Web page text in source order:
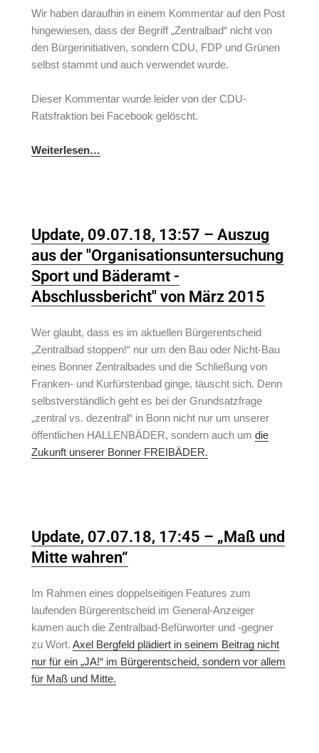
Wir haben daraufhin in einem Kommentar auf den Post
hingewiesen, dass der Begriff „Zentralbad“ nicht von
den Bürgerinitiativen, sondern CDU, FDP und Grünen
selbst stammt und auch verwendet wurde.
Dieser Kommentar wurde leider von der CDU-
Ratsfraktion bei Facebook gelöscht.
Weiterlesen…
Update, 09.07.18, 13:57 – Auszug
aus der "Organisationsuntersuchung
Sport und Bäderamt -
Abschlussbericht" von März 2015
Wer glaubt, dass es im aktuellen Bürgerentscheid
„Zentralbad stoppen!“ nur um den Bau oder Nicht-Bau
eines Bonner Zentralbades und die Schließung von
Franken- und Kurfürstenbad ginge, täuscht sich. Denn
selbstverständlich geht es bei der Grundsatzfrage
„zentral vs. dezentral“ in Bonn nicht nur um unserer
öffentlichen HALLENBÄDER, sondern auch umdie
Zukunft unserer Bonner FREIBÄDER.
Update, 07.07.18, 17:45 – „Maß und
Mitte wahren“
Im Rahmen eines doppelseitigen Features zum
laufenden Bürgerentscheid im General-Anzeiger
kamen auch die Zentralbad-Befürworter und -gegner
zu Wort.Axel Bergfeld plädiert in seinem Beitrag nicht
nur für ein „JA!“ im Bürgerentscheid, sondern vor allem
für Maß und Mitte.